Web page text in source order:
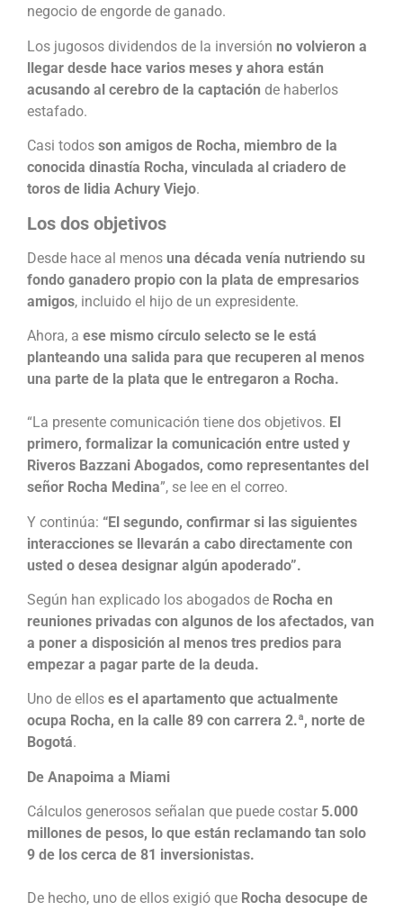
negocio de engorde de ganado.
Los jugosos dividendos de la inversión no volvieron a
llegar desde hace varios meses y ahora están
acusando al cerebro de la captación de haberlos
estafado.
Casi todos son amigos de Rocha, miembro de la
conocida dinastía Rocha, vinculada al criadero de
toros de lidia Achury Viejo.
Los dos objetivos
Desde hace al menos una década venía nutriendo su
fondo ganadero propio con la plata de empresarios
amigos, incluido el hijo de un expresidente.
Ahora, a ese mismo círculo selecto se le está
planteando una salida para que recuperen al menos
una parte de la plata que le entregaron a Rocha.
“La presente comunicación tiene dos objetivos. El
primero, formalizar la comunicación entre usted y
Riveros Bazzani Abogados, como representantes del
señor Rocha Medina”, se lee en el correo.
Y continúa: “El segundo, confirmar si las siguientes
interacciones se llevarán a cabo directamente con
usted o desea designar algún apoderado”.
Según han explicado los abogados de Rocha en
reuniones privadas con algunos de los afectados, van
a poner a disposición al menos tres predios para
empezar a pagar parte de la deuda.
Uno de ellos es el apartamento que actualmente
ocupa Rocha, en la calle 89 con carrera 2.ª, norte de
Bogotá.
De Anapoima a Miami
Cálculos generosos señalan que puede costar 5.000
millones de pesos, lo que están reclamando tan solo
9 de los cerca de 81 inversionistas.
De hecho, uno de ellos exigió que Rocha desocupe de